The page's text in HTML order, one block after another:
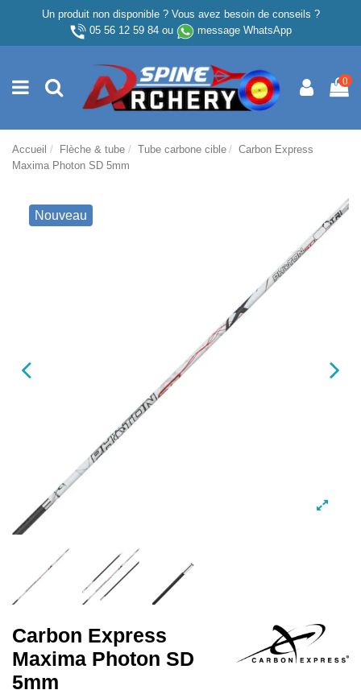
Un produit non disponible ? Vous avez besoin de conseils ?
05 56 12 59 84ou message WhatsApp
0
Accueil Flèche & tube Tube carbone cible
Carbon Express
Maxima Photon SD 5mm
Nouveau
Carbon Express
Maxima Photon SD
5mm